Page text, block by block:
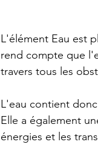
L'élément Eau est
rend compte que
travers tous les
L'eau contient
Elle a également
énergies et les